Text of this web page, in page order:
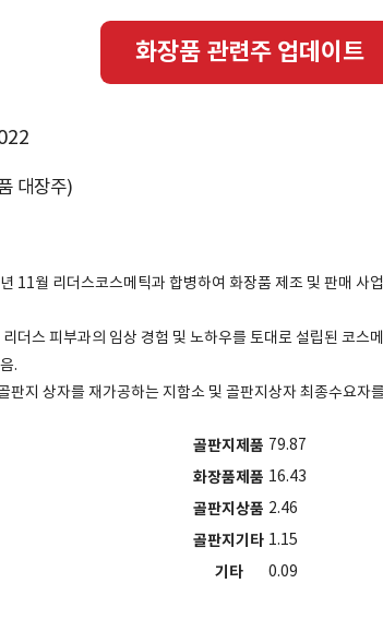
화장품 관련주 업데이트
대장주)
11월 리더스코스메틱과 합병하여 화장품 제조 및 판매 사
더스 피부과의 임상 경험 및 노하우를 토대로 설립된 코스
.
판지 상자를 재가공하는 지함소 및 골판지상자 최종수요자
골판지제품 79.87
화장품제품 16.43
골판지상품 2.46
골판지기타 1.15
기타 0.09